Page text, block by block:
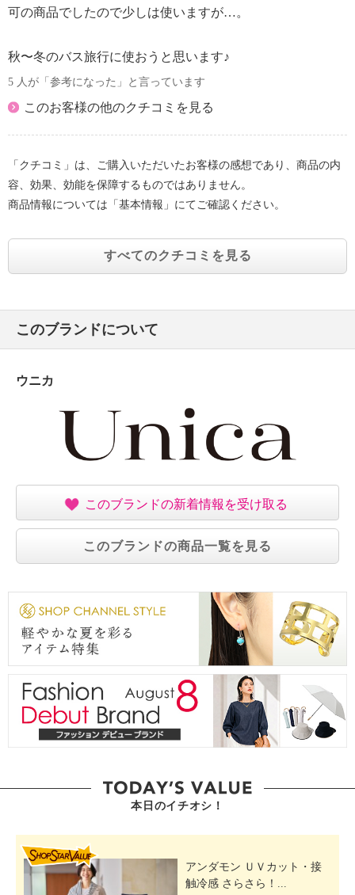
可の商品でしたので少しは使いますが…。
秋〜冬のバス旅行に使おうと思います♪
5 人が「参考になった」と言っています
このお客様の他のクチコミを見る
「クチコミ」は、ご購入いただいたお客様の感想であり、商品の内
容、効果、効能を保障するものではありません。
商品情報については「基本情報」にてご確認ください。
すべてのクチコミを見る
このブランドについて
ウニカ
このブランドの新着情報を受け取る
このブランドの商品一覧を見る
本日のイチオシ！
アンダモン ＵＶカット・接
触冷感 さらさら！...